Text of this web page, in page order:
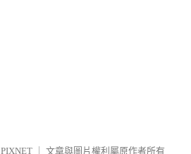
PIXNET 文章與圖片權利屬原作者所有